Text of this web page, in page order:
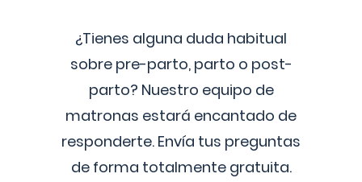
¿Tienes alguna duda habitual
sobre pre-parto, parto o post-
parto? Nuestro equipo de
matronas estará encantado de
responderte. Envía tus preguntas
de forma totalmente gratuita.